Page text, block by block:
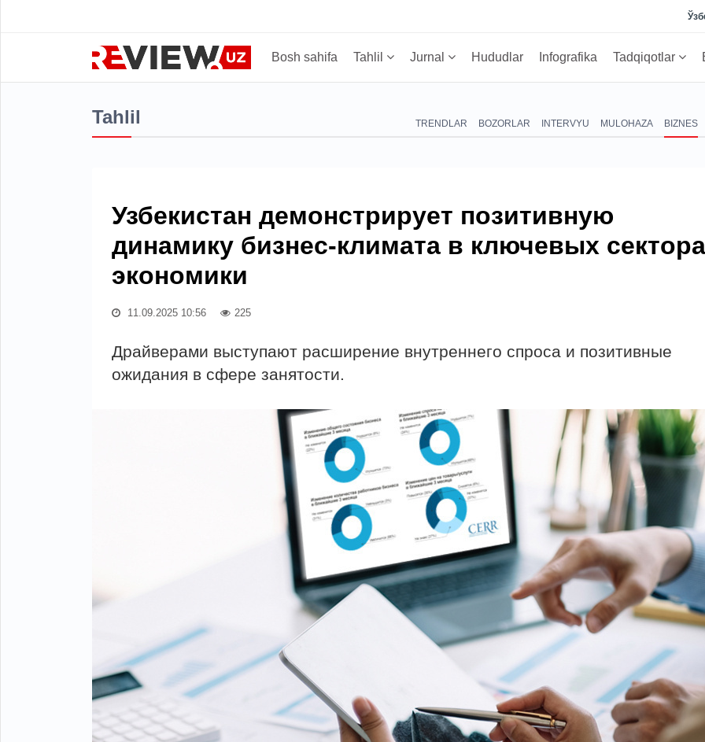
Bosh sahifa Tahlil Jurnal Hududlar Infografika Tadqiqotlar
Tahlil TRENDLAR BOZORLAR INTERVYU MULOHAZA BIZNES
Узбекистан демонстрирует позитивную
динамику бизнес-климата в ключевых
экономики
11.09.2025 10:56 225
Драйверами выступают расширение внутреннего спроса и позитивные
ожидания в сфере занятости.